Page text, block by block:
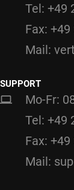
Tel: +49
Fax:
Mail:
SUPPORT
Mo-Fr:
Tel: +49
Fax:
Mail: